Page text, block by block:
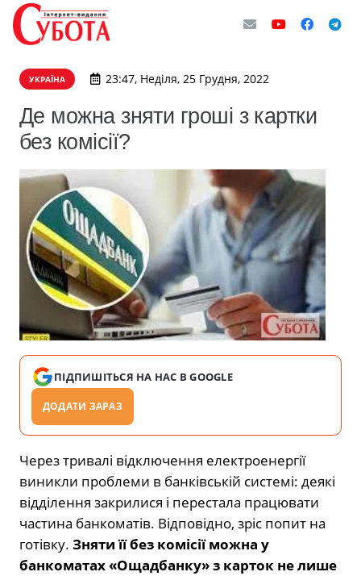
УКРАЇНА 23:47, Неділя, 25 Грудня, 2022
Де можна зняти гроші з картки
без комісії?
ПІДПИШІТЬСЯ НА НАС В GOOGLE
ДОДАТИ ЗАРАЗ
Через тривалі відключення електроенергії
виникли проблеми в банківській системі: деякі
відділення закрилися і перестала працювати
частина банкоматів. Відповідно, зріс попит на
готівку. Зняти її без комісії можна у
банкоматах «Ощадбанку» з карток не лише